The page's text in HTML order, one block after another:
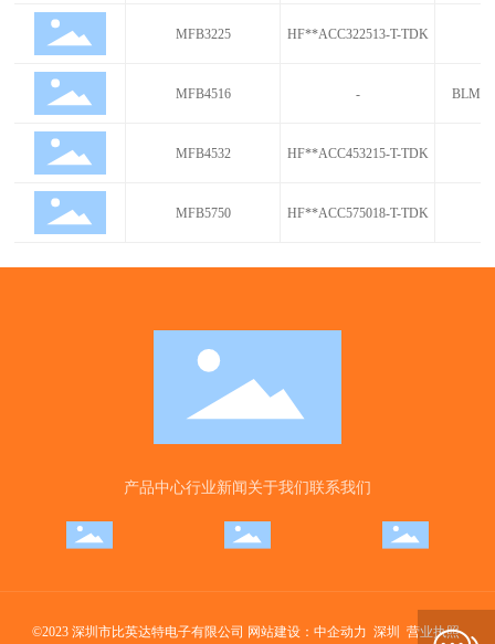
MFB3225 HF**ACC322513-T-TDK
MFB4516 -
MFB4532 HF**ACC453215-T-TDK
MFB5750 HF**ACC575018-T-TDK
产品中心行业新闻关于我们联系我们
©2023 深圳市比英达特电子有限公司 网站建设：中企动力 深圳 营业执照